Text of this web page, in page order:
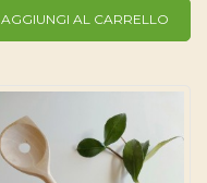
AGGIUNGI AL CARRELLO